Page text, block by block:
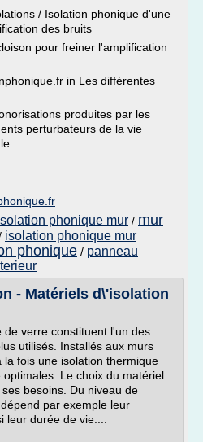
/ Isolation phonique d'une
des bruits
pour freiner l'amplification
in Les différentes
produites par les
perturbateurs de la vie
phonique mur / mur
isolation phonique mur
phonique / panneau
- Matériels d\'isolation
de verre constituent l'un des
utilisés. Installés aux murs
la fois une isolation thermique
Le choix du matériel
besoins. Du niveau de
par exemple leur
durée de vie....